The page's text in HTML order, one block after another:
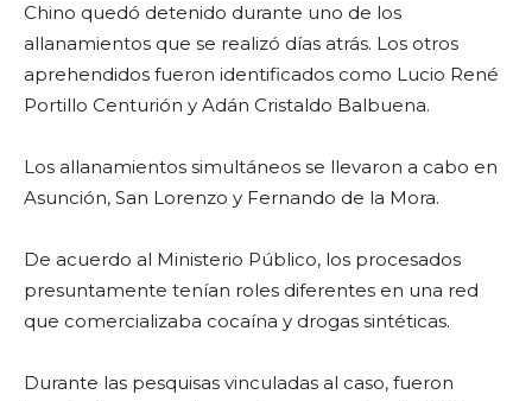
Chino quedó detenido durante uno de los
allanamientos que se realizó días atrás. Los otros
aprehendidos fueron identificados como Lucio René
Portillo Centurión y Adán Cristaldo Balbuena.
Los allanamientos simultáneos se llevaron a cabo en
Asunción, San Lorenzo y Fernando de la Mora.
De acuerdo al Ministerio Público, los procesados
presuntamente tenían roles diferentes en una red
que comercializaba cocaína y drogas sintéticas.
Durante las pesquisas vinculadas al caso, fueron